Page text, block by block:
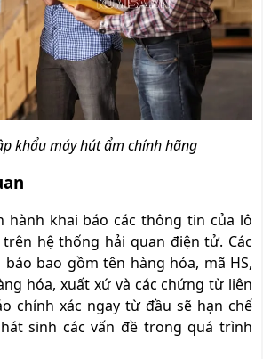
khẩu máy hút ẩm chính hãng
hành khai báo các thông tin của lô
hệ thống hải quan điện tử. Các
bao gồm tên hàng hóa, mã HS,
hóa, xuất xứ và các chứng từ liên
chính xác ngay từ đầu sẽ hạn chế
sinh các vấn đề trong quá trình